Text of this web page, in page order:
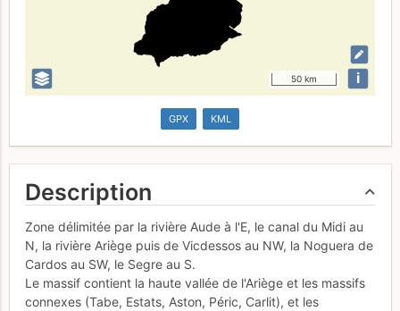
50 km i
GPX KML
Description
Zone délimitée par la rivière Aude à l'E, le canal du Midi au
N, la rivière Ariège puis de Vicdessos au NW, la Noguera de
Cardos au SW, le Segre au S.
Le massif contient la haute vallée de l'Ariège et les massifs
connexes (Tabe, Estats, Aston, Péric, Carlit), et les